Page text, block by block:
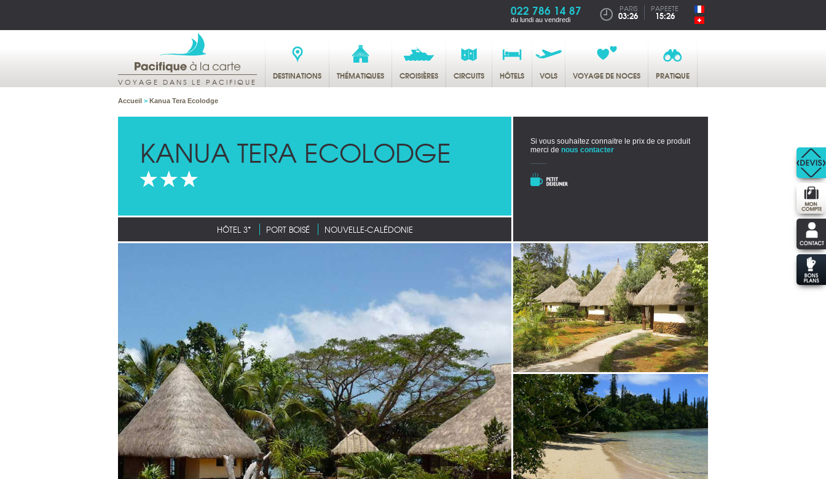
022 786 14 87
du lundi au vendredi
PARIS
03:26
PAPEETE
15:26
VOYAGE DANS LE PACIFIQUE
DESTINATIONS THÉMATIQUES CROISIÈRES CIRCUITS HÔTELS VOLS VOYAGE DE NOCES PRATIQUE
Accueil > Kanua Tera Ecolodge
KANUA TERA ECOLODGE
HÔTEL 3* PORT BOISÉ NOUVELLE-CALÉDONIE
Si vous souhaitez connaitre le prix de ce produit
merci de nous contacter